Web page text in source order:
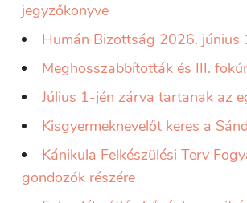
jegyzőkönyve
Humán Bizottság 2026. június
Meghosszabbították és III.
Július 1-jén zárva tartanak az
Kisgyermeknevelőt keres a
Kánikula Felkészülési Terv
gondozók részére